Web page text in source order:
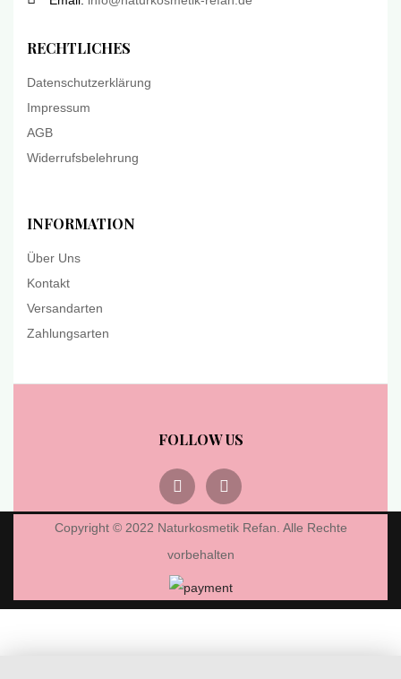
RECHTLICHES
Datenschutzerklärung
Impressum
AGB
Widerrufsbelehrung
INFORMATION
Über Uns
Kontakt
Versandarten
Zahlungsarten
FOLLOW US
Copyright © 2022 Naturkosmetik Refan. Alle Rechte
vorbehalten